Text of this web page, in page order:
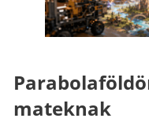
mateknak